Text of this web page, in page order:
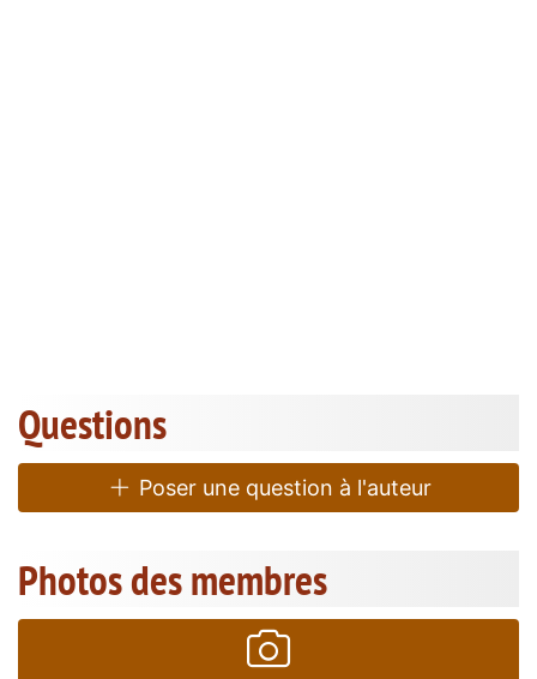
Questions
Poser une question à l'auteur
Photos des membres